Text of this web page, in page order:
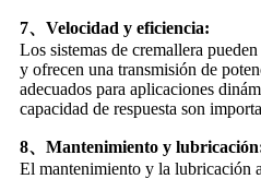
7、 Velocidad y eficiencia:
Los sistemas de cremallera
y ofrecen una transmisión de
adecuados para aplicaciones
capacidad de respuesta son
8、 Mantenimiento y
El mantenimiento y la lubricación